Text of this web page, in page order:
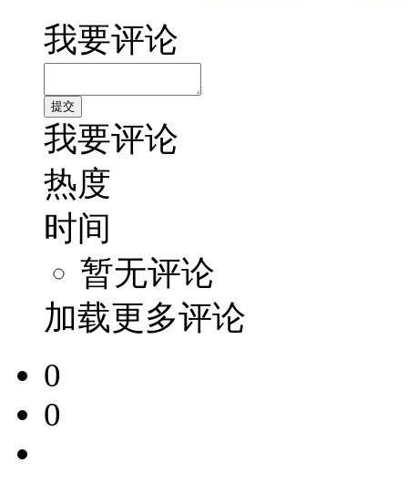
我要评论
我要评论
热度
时间
暂无评论
加载更多评论
0
0